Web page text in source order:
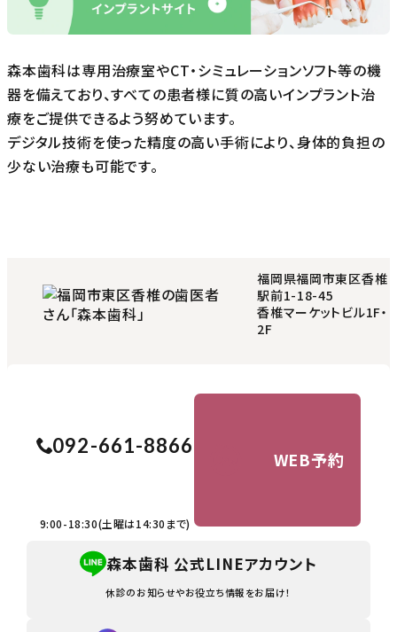
2023/12/18
インプラント臨床のための解剖
医学論文・著作
2023/12/14
医学論文・著作一覧
2025/01/25
講演会情報
2024/10/01
ENVISTA学会を終えて
講演会情報一覧
森本歯科は専用治療室やCT・シミュレーションソフト等の機
器を備えており、すべての患者様に質の高いインプラント治
療をご提供できるよう努めています。
デジタル技術を使った精度の高い手術により、身体的負担の
少ない治療も可能です。
福岡県福岡市東区香椎
駅前1-18-45
香椎マーケットビル1F・
2F
092-661-8866
9:00-18:30(土曜は14:30まで)
WEB予約
森本歯科 公式LINEアカウント
休診のお知らせやお役立ち情報をお届け！